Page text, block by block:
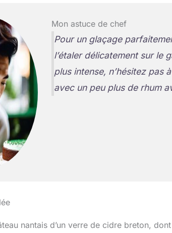
Mon astuce de chef
Pour un glaçage
l’étaler délicatement sur le
plus intense, n’hésitez pas
avec un peu plus de rhum
nantais d’un verre de cidre breton,